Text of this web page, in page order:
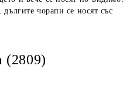
чорапи се носят със
(2809)